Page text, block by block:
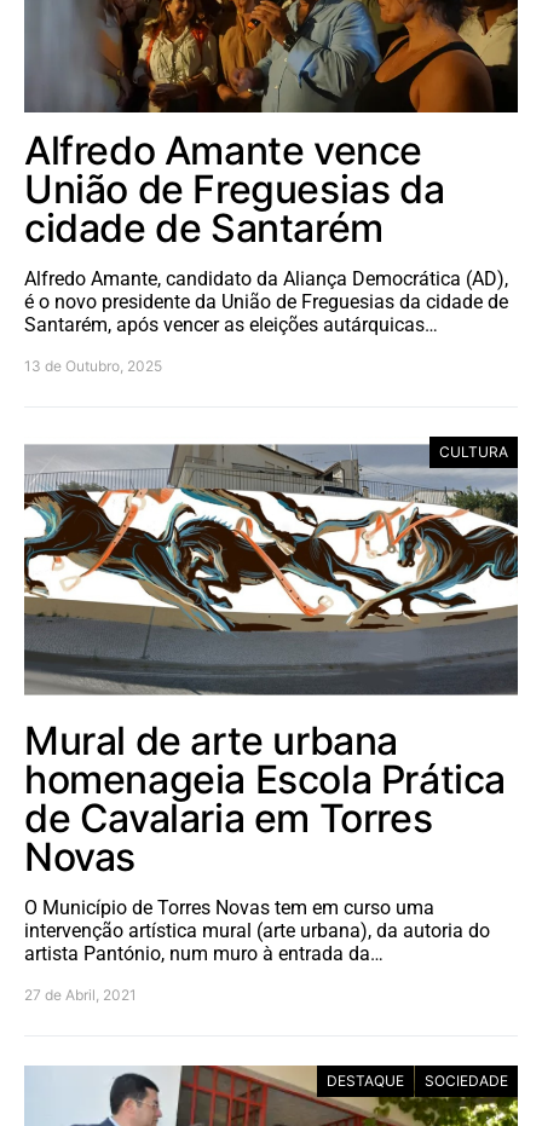
Alfredo Amante vence
União de Freguesias da
cidade de Santarém
Alfredo Amante, candidato da Aliança Democrática (AD),
é o novo presidente da União de Freguesias da cidade de
Santarém, após vencer as eleições autárquicas…
13 de Outubro, 2025
CULTURA
Mural de arte urbana
homenageia Escola Prática
de Cavalaria em Torres
Novas
O Município de Torres Novas tem em curso uma
intervenção artística mural (arte urbana), da autoria do
artista Pantónio, num muro à entrada da…
27 de Abril, 2021
DESTAQUE SOCIEDADE